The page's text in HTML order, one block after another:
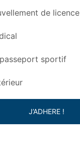
de licence
sportif
J’ADHERE !